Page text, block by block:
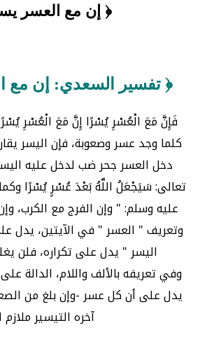
﴿ إن مع العسر
﴿ تفسير السعدي: إن مع
فَإِنَّ مَعَ الْعُسْرِ يُسْرًا إِنَّ مَعَ الْعُسْرِ
كلما وجد عسر وصعوبة، فإن اليسر
دخل العسر جحر ضب لدخل عليه
تعالى: سَيَجْعَلُ اللَّهُ بَعْدَ عُسْرٍ يُسْرًا
عليه وسلم: " وإن الفرج مع الكرب،
وتعريف " العسر " في الآيتين، يدل
اليسر " يدل على تكراره، فلن
وفي تعريفه بالألف واللام، الدالة
يدل على أن كل عسر -وإن بلغ من
آخره التيسير ملازم